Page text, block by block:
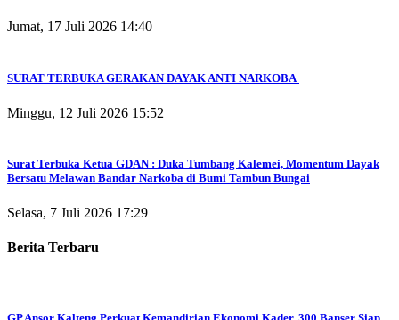
Jumat, 17 Juli 2026 14:40
SURAT TERBUKA GERAKAN DAYAK ANTI NARKOBA
Minggu, 12 Juli 2026 15:52
Surat Terbuka Ketua GDAN : Duka Tumbang Kalemei, Momentum Dayak
Bersatu Melawan Bandar Narkoba di Bumi Tambun Bungai
Selasa, 7 Juli 2026 17:29
Berita Terbaru